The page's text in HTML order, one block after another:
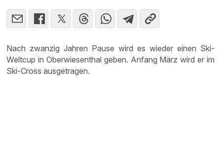
Nach zwanzig Jahren Pause wird es wieder einen Ski-
Weltcup in Oberwiesenthal geben. Anfang März wird er im
Ski-Cross ausgetragen.